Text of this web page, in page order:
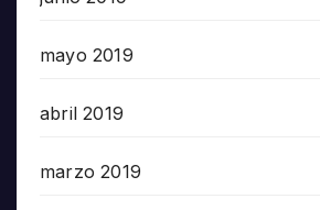
mayo 2019
abril 2019
marzo 2019